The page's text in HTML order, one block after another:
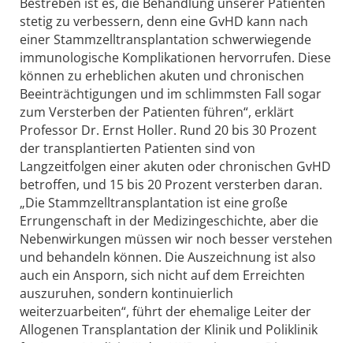
stetig zu verbessern, denn eine GvHD kann nach
einer Stammzelltransplantation schwerwiegende
immunologische Komplikationen hervorrufen. Diese
können zu erheblichen akuten und chronischen
Beeinträchtigungen und im schlimmsten Fall sogar
zum Versterben der Patienten führen“, erklärt
Professor Dr. Ernst Holler. Rund 20 bis 30 Prozent
der transplantierten Patienten sind von
Langzeitfolgen einer akuten oder chronischen GvHD
betroffen, und 15 bis 20 Prozent versterben daran.
„Die Stammzelltransplantation ist eine große
Errungenschaft in der Medizingeschichte, aber die
Nebenwirkungen müssen wir noch besser verstehen
und behandeln können. Die Auszeichnung ist also
auch ein Ansporn, sich nicht auf dem Erreichten
auszuruhen, sondern kontinuierlich
weiterzuarbeiten“, führt der ehemalige Leiter der
Allogenen Transplantation der Klinik und Poliklinik